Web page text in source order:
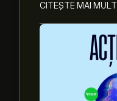
CITEȘTE MAI MULT